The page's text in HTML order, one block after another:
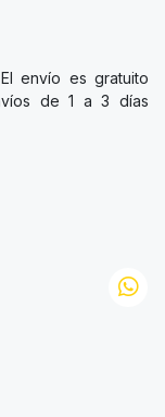
El envío es gratuito
de 1 a 3 días